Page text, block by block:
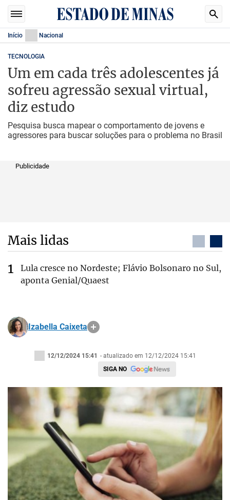
Início Nacional
TECNOLOGIA
Um em cada três adolescentes já
sofreu agressão sexual virtual,
diz estudo
Pesquisa busca mapear o comportamento de jovens e
agressores para buscar soluções para o problema no Brasil
Publicidade
Mais lidas
Lula cresce no Nordeste; Flávio Bolsonaro no Sul,
aponta Genial/Quaest
Izabella Caixeta
12/12/2024 15:41 - atualizado em 12/12/2024 15:41
SIGA NO